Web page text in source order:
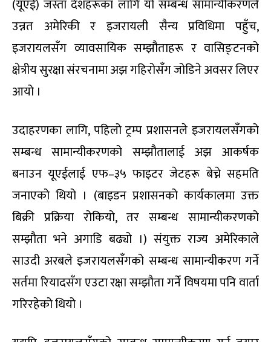
(यूएई) जस्ता देशहरूका लागि यो सम्बन्ध सामान्यीकरणले
उन्नत अमेरिकी र इजरायली सैन्य प्रविधिमा पहुँच,
इजरायलसँग व्यावसायिक सम्झौताहरू र वासिङ्टनको
क्षेत्रीय सुरक्षा संरचनामा अझ गहिरोसँग जोडिने अवसर लिएर
आयो ।
उदाहरणका लागि, पहिलो ट्रम्प प्रशासनले इजरायलसँगको
सम्बन्ध सामान्यीकरणको सम्झौतालाई अझ आकर्षक
बनाउन यूएईलाई एफ–३५ फाइटर जेटहरू बेच्ने सहमति
जनाएको थियो । (बाइडन प्रशासनको कार्यकालमा उक्त
बिक्री प्रक्रिया रोकियो, तर सम्बन्ध सामान्यीकरणको
सम्झौता भने अगाडि बढ्यो ।) संयुक्त राज्य अमेरिकाले
साउदी अरबले इजरायलसँगको सम्बन्ध सामान्यीकरण गर्ने
सर्तमा रियादसँग एउटा रक्षा सम्झौता गर्ने विषयमा पनि वार्ता
गरिरहेको थियो ।